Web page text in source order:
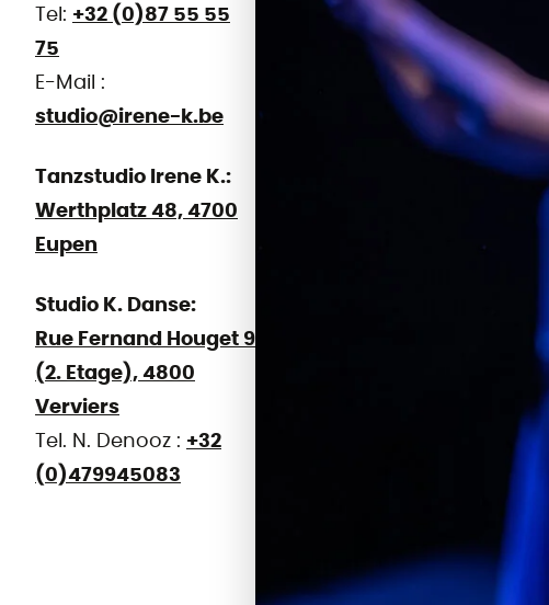
Tel: +32 (0)87 55 55
75
E-Mail :
studio@irene-k.be
Tanzstudio Irene K.:
Werthplatz 48, 4700
Eupen
Studio K. Danse:
Rue Fernand Houget 9
(2. Etage), 4800
Verviers
Tel. N. Denooz : +32
(0)479945083